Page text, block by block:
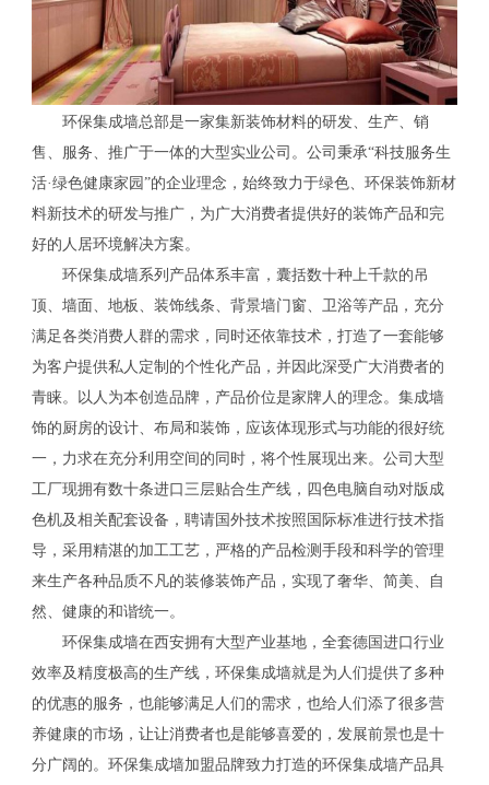
环保集成墙总部是一家集新装饰材料的研发、生产、销
售、服务、推广于一体的大型实业公司。公司秉承“科技服务生
活·绿色健康家园”的企业理念，始终致力于绿色、环保装饰新材
料新技术的研发与推广，为广大消费者提供好的装饰产品和完
好的人居环境解决方案。
环保集成墙系列产品体系丰富，囊括数十种上千款的吊
顶、墙面、地板、装饰线条、背景墙门窗、卫浴等产品，充分
满足各类消费人群的需求，同时还依靠技术，打造了一套能够
为客户提供私人定制的个性化产品，并因此深受广大消费者的
青睐。以人为本创造品牌，产品价位是家牌人的理念。集成墙
饰的厨房的设计、布局和装饰，应该体现形式与功能的很好统
一，力求在充分利用空间的同时，将个性展现出来。公司大型
工厂现拥有数十条进口三层贴合生产线，四色电脑自动对版成
色机及相关配套设备，聘请国外技术按照国际标准进行技术指
导，采用精湛的加工工艺，严格的产品检测手段和科学的管理
来生产各种品质不凡的装修装饰产品，实现了奢华、简美、自
然、健康的和谐统一。
环保集成墙在西安拥有大型产业基地，全套德国进口行业
效率及精度极高的生产线，环保集成墙就是为人们提供了多种
的优惠的服务，也能够满足人们的需求，也给人们添了很多营
养健康的市场，让让消费者也是能够喜爱的，发展前景也是十
分广阔的。环保集成墙加盟品牌致力打造的环保集成墙产品具